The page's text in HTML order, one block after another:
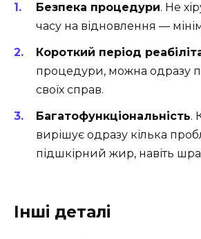
Безпека процедури. Не
часу на відновлення —
Короткий період
процедури, можна одразу
своїх справ.
Багатофункціональність.
вирішує одразу кілька
підшкірний жир, навіть
Інші деталі